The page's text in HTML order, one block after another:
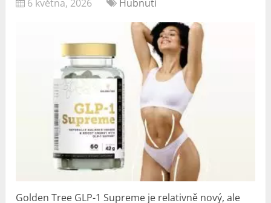
6 května, 2026 Hubnutí
Golden Tree GLP-1 Supreme je relativně nový, ale